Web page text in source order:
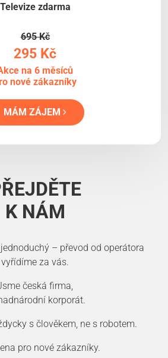
Televize zdarma
695 Kč
295 Kč
na 6 měsíců
nové zákazníky
MÁM ZÁJEM
K NÁM
– převod od operátora
vyřídíme za vás.
česká firma,
korporát.
s člověkem, ne s robotem.
pro nové zákazníky.